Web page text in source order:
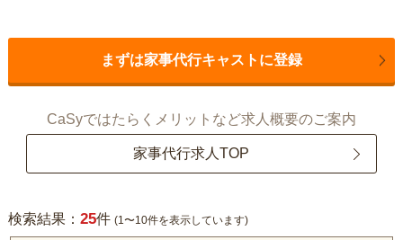
まずは家事代行キャストに登録
CaSyではたらくメリットなど求人概要のご案内
家事代行求人TOP
検索結果： 25件 (1〜10件を表示しています)